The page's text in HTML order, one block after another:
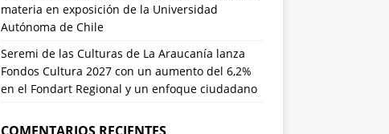
materia en exposición de la Universidad
Autónoma de Chile
Seremi de las Culturas de La Araucanía lanza
Fondos Cultura 2027 con un aumento del 6,2%
en el Fondart Regional y un enfoque ciudadano
COMENTARIOS RECIENTES